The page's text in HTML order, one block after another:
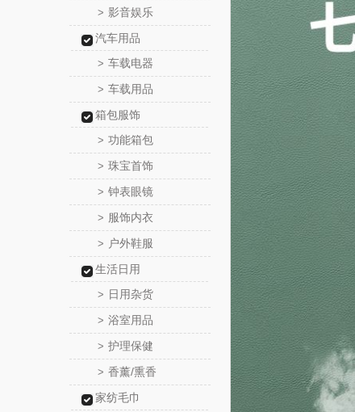
> 影音娱乐
汽车用品
> 车载电器
> 车载用品
箱包服饰
> 功能箱包
> 珠宝首饰
> 钟表眼镜
> 服饰内衣
> 户外鞋服
生活日用
> 日用杂货
> 浴室用品
> 护理保健
> 香薰/熏香
家纺毛巾